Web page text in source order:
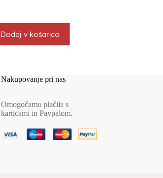
Dodaj v košarico
Nakupovanje pri nas
Omogočamo plačila s
karticami in Paypalom.